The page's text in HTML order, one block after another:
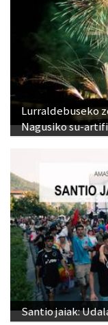
Lurraldebuseko
Nagusiko su-
Santio jaiak: